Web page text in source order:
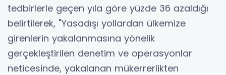
tedbirlerle geçen yıla göre yüzde 36 azaldığı
belirtilerek, "Yasadışı yollardan ülkemize
girenlerin yakalanmasına yönelik
gerçekleştirilen denetim ve operasyonlar
neticesinde, yakalanan mükerrerlikten